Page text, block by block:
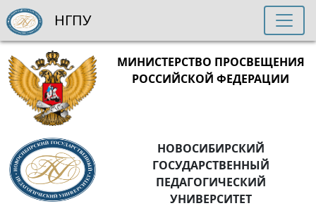
МИНИСТЕРСТВО ПРОСВЕЩЕНИЯ
РОССИЙСКОЙ ФЕДЕРАЦИИ
НОВОСИБИРСКИЙ
ГОСУДАРСТВЕННЫЙ
ПЕДАГОГИЧЕСКИЙ
УНИВЕРСИТЕТ
НГПУ